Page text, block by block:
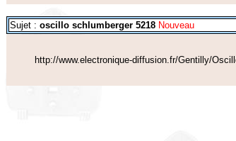
Sujet : oscillo schlumberger 5218 Nouveau
http://www.electronique-diffusion.fr/Gentilly/